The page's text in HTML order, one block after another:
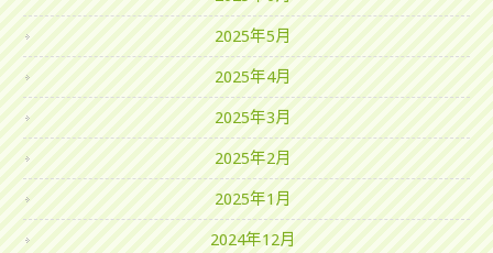
2025年5月
2025年4月
2025年3月
2025年2月
2025年1月
2024年12月